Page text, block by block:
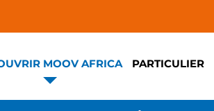
MOOV AFRICA PARTICULIER